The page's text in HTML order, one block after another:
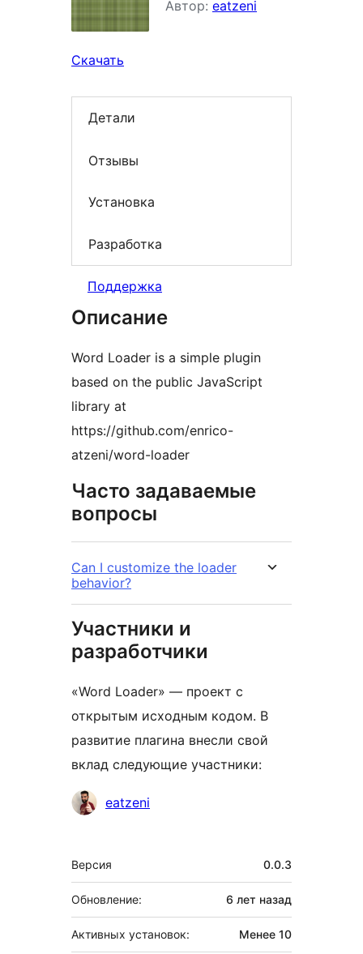
Автор: eatzeni
Скачать
Детали
Отзывы
Установка
Разработка
Поддержка
Описание
Word Loader is a simple plugin
based on the public JavaScript
library at
https://github.com/enrico-
atzeni/word-loader
Часто задаваемые
вопросы
Can I customize the loader
behavior?
Участники и
разработчики
«Word Loader» — проект с
открытым исходным кодом. В
развитие плагина внесли свой
вклад следующие участники:
Участники
eatzeni
Мета
Версия 0.0.3
Обновление: 6 лет назад
Активных установок: Менее 10